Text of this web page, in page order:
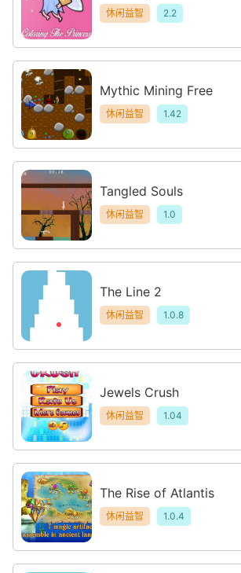
休闲益智 2.2
Mythic Mining Free
休闲益智 1.42
Tangled Souls
休闲益智 1.0
The Line 2
休闲益智 1.0.8
Jewels Crush
休闲益智 1.04
The Rise of Atlantis
休闲益智 1.0.4